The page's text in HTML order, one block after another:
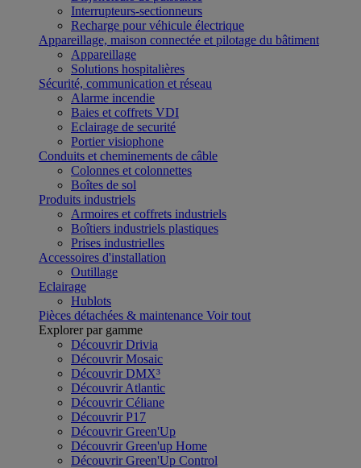
Interrupteurs-sectionneurs
Recharge pour véhicule électrique
Appareillage, maison connectée et pilotage du bâtiment
Appareillage
Solutions hospitalières
Sécurité, communication et réseau
Alarme incendie
Baies et coffrets VDI
Eclairage de securité
Portier visiophone
Conduits et cheminements de câble
Colonnes et colonnettes
Boîtes de sol
Produits industriels
Armoires et coffrets industriels
Boîtiers industriels plastiques
Prises industrielles
Accessoires d'installation
Outillage
Eclairage
Hublots
Pièces détachées & maintenance Voir tout
Explorer par gamme
Découvrir Drivia
Découvrir Mosaic
Découvrir DMX³
Découvrir Atlantic
Découvrir Céliane
Découvrir P17
Découvrir Green'Up
Découvrir Green'up Home
Découvrir Green'Up Control